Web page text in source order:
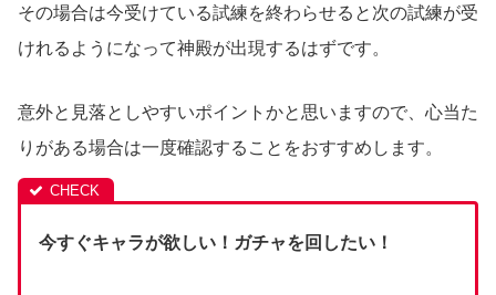
その場合は今受けている試練を終わらせると次の試練が受
けれるようになって神殿が出現するはずです。
意外と見落としやすいポイントかと思いますので、心当た
りがある場合は一度確認することをおすすめします。
今すぐキャラが欲しい！ガチャを回したい！